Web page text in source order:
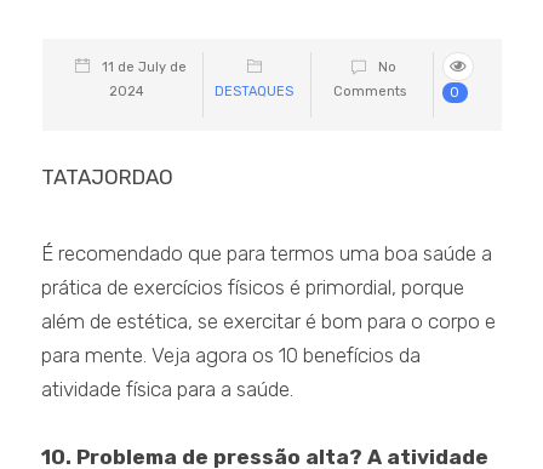
11 de July de
2024
DESTAQUES
No
Comments
0
TATAJORDAO
É recomendado que para termos uma boa saúde a
prática de exercícios físicos é primordial, porque
além de estética, se exercitar é bom para o corpo e
para mente. Veja agora os 10 benefícios da
atividade física para a saúde.
10. Problema de pressão alta? A atividade